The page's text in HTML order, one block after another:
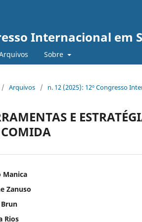
Internacional em
Sobre
/ Arquivos / n. 12 (2025): 12º Congresso
E
Manica
Zanuso
Rios